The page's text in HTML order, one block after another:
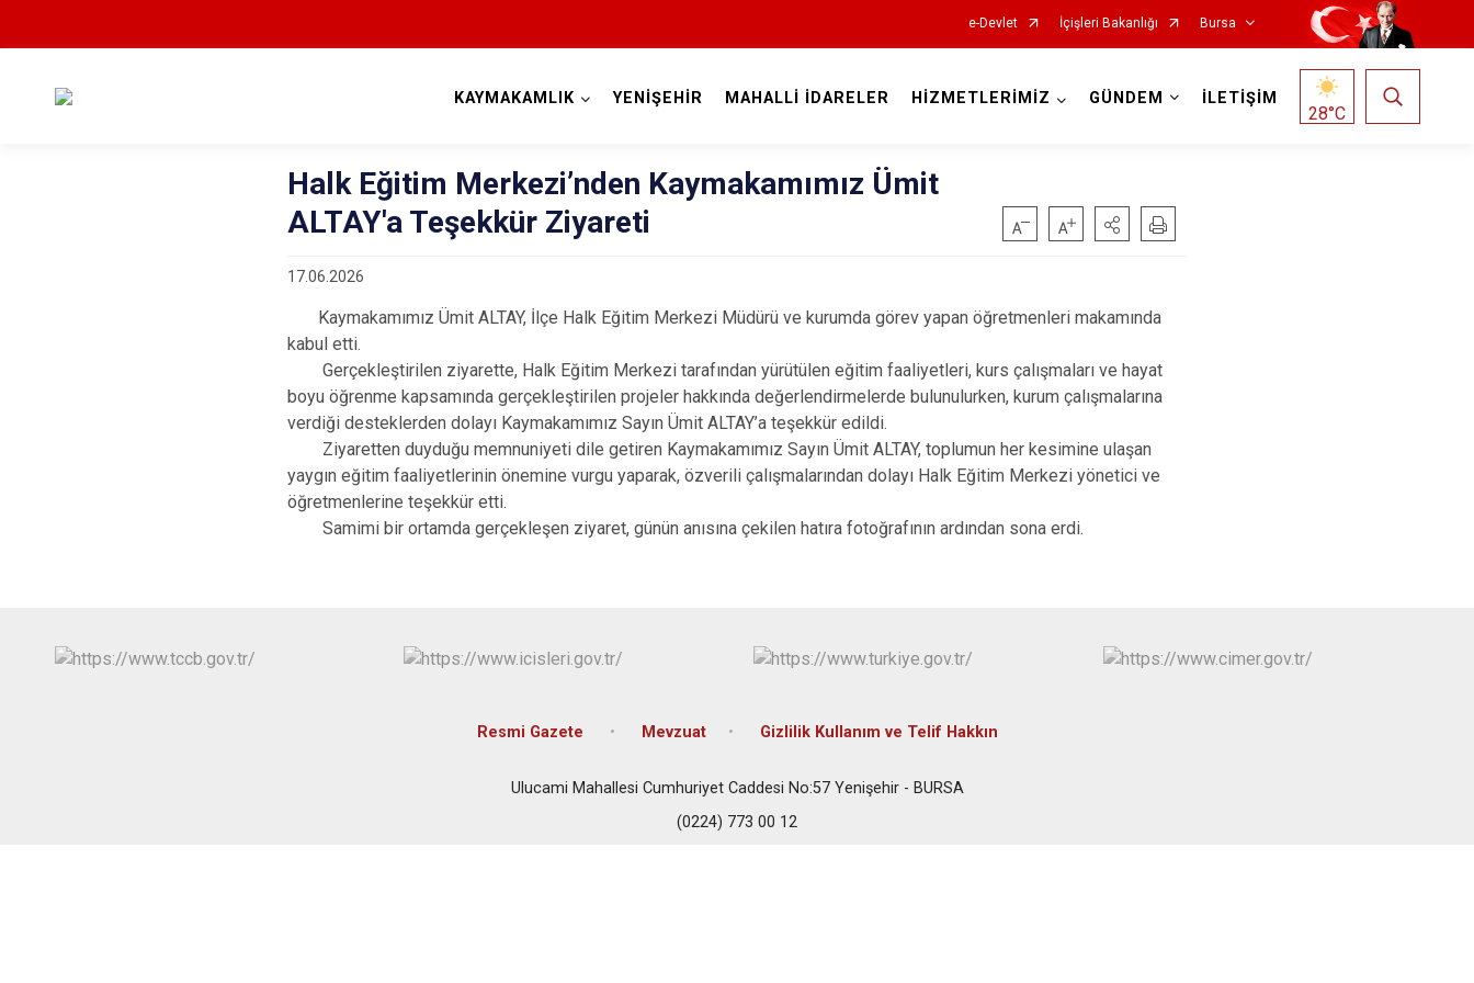
e-Devlet İçişleri Bakanlığı Bursa
Büyükorhan
Gürsu
Harmancık
İnegöl
Karacabey
Mustafakemalpaşa
Nilüfer
Orhangazi
KAYMAKAMLIK YENİŞEHİR MAHALLİ İDARELER HİZMETLERİMİZ GÜNDEM İLETİŞİM
28°C
Halk Eğitim Merkezi’nden Kaymakamımız Ümit
ALTAY'a Teşekkür Ziyareti
17.06.2026
Kaymakamımız Ümit ALTAY, İlçe Halk Eğitim Merkezi Müdürü ve kurumda görev yapan öğretmenleri makamında
kabul etti.
Gerçekleştirilen ziyarette, Halk Eğitim Merkezi tarafından yürütülen eğitim faaliyetleri, kurs çalışmaları ve hayat
boyu öğrenme kapsamında gerçekleştirilen projeler hakkında değerlendirmelerde bulunulurken, kurum çalışmalarına
verdiği desteklerden dolayı Kaymakamımız Sayın Ümit ALTAY’a teşekkür edildi.
Ziyaretten duyduğu memnuniyeti dile getiren Kaymakamımız Sayın Ümit ALTAY, toplumun her kesimine ulaşan
yaygın eğitim faaliyetlerinin önemine vurgu yaparak, özverili çalışmalarından dolayı Halk Eğitim Merkezi yönetici ve
öğretmenlerine teşekkür etti.
Samimi bir ortamda gerçekleşen ziyaret, günün anısına çekilen hatıra fotoğrafının ardından sona erdi.
Resmi Gazete Mevzuat Gizlilik Kullanım ve Telif Hakkın
Ulucami Mahallesi Cumhuriyet Caddesi No:57 Yenişehir - BURSA
(0224) 773 00 12